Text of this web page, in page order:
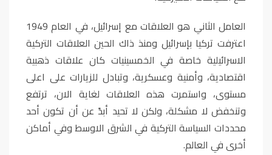
العامل الثاني هو العلاقات مع إسرائيل، في العام 1949
اعترفت تركيا بإسرائيل ومنذ ذاك الحين العلاقات التركية
الاسرائيلية خاصة في الخمسينيات كان علاقات ذهبية
اقتصادية، وأمنية وعسكرية، وتبادل للزيارات على اعلى
مستوى، واستمرت هذه العلاقات لغاية الان، ترتفع
وتنخفض لا مشكلة، ولكن لا تحيد أبدً عن أن تكون أحد
محددات السياسة التركية في الشرق الاوسط وفي أماكن
أخرى في العالم.